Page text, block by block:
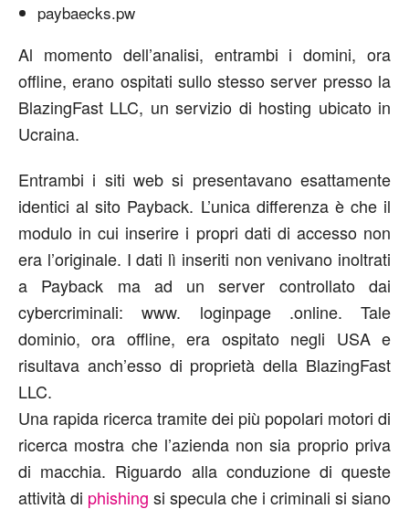
paybaecks.pw
Al momento dell’analisi, entrambi i domini, ora
offline, erano ospitati sullo stesso server presso la
BlazingFast LLC, un servizio di hosting ubicato in
Ucraina.
Entrambi i siti web si presentavano esattamente
identici al sito Payback. L’unica differenza è che il
modulo in cui inserire i propri dati di accesso non
era l’originale. I dati lì inseriti non venivano inoltrati
a Payback ma ad un server controllato dai
cybercriminali: www. loginpage .online. Tale
dominio, ora offline, era ospitato negli USA e
risultava anch’esso di proprietà della BlazingFast
LLC.
Una rapida ricerca tramite dei più popolari motori di
ricerca mostra che l’azienda non sia proprio priva
di macchia. Riguardo alla conduzione di queste
attività di phishing si specula che i criminali si siano